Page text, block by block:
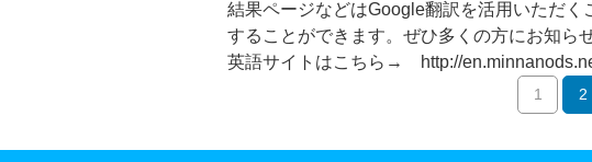
結果ページなどはGoogle翻訳を活用いただ
することができます。ぜひ多くの方にお知ら
英語サイトはこちら→ http://
1 2